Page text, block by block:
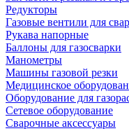
Редукторы
Газовые вентили для
Рукава напорные
Баллоны для газосварки
Манометры
Машины газовой резки
Медицинское
Оборудование для
Сетевое оборудование
Сварочные аксессуары